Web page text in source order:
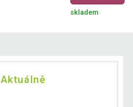
skladem
Aktuálně